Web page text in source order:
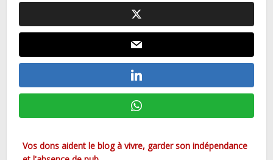
Vos dons aident le blog à vivre, garder son indépendance